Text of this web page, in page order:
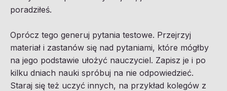
poradziłeś.
Oprócz tego generuj pytania testowe. Przejrzyj
materiał i zastanów się nad pytaniami, które mógłby
na jego podstawie ułożyć nauczyciel. Zapisz je i po
kilku dniach nauki spróbuj na nie odpowiedzieć.
Staraj się też uczyć innych, na przykład kolegów z